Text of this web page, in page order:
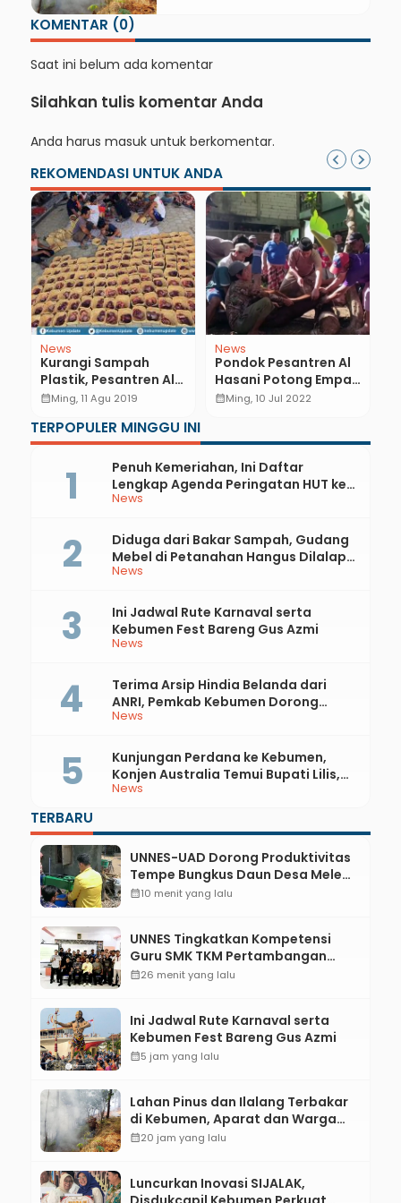
KOMENTAR (0)
Saat ini belum ada komentar
Silahkan tulis komentar Anda
Anda harus masuk untuk berkomentar.
REKOMENDASI UNTUK ANDA
News
Kurangi Sampah
Plastik, Pesantren Al
Hasani Gunakan
Daging Kurban
calendar_monthMing, 11 Agu 2019
News
Pondok Pesantren Al
Hasani Potong Empat
Sapi, Satu Ekor dari
calendar_monthMing, 10 Jul 2022
TERPOPULER MINGGU INI
News
Penuh Kemeriahan, Ini Daftar
Lengkap Agenda Peringatan HUT ke-
81 RI dan Hari Jadi ke-397 Kabupaten
News
Diduga dari Bakar Sampah, Gudang
Mebel di Petanahan Hangus Dilalap
Api
News
Ini Jadwal Rute Karnaval serta
Kebumen Fest Bareng Gus Azmi
News
Terima Arsip Hindia Belanda dari
ANRI, Pemkab Kebumen Dorong
Integrasi Sejarah, Geopark, dan
News
Kunjungan Perdana ke Kebumen,
Konjen Australia Temui Bupati Lilis,
Ini yang Dibahas
TERBARU
UNNES-UAD Dorong Produktivitas
Tempe Bungkus Daun Desa Meles,
Bantu Mesin dan Pendampingan
calendar_month10 menit yang lalu
UNNES Tingkatkan Kompetensi
Guru SMK TKM Pertambangan
Kebumen melalui Desain Green
calendar_month26 menit yang lalu
Ini Jadwal Rute Karnaval serta
Kebumen Fest Bareng Gus Azmi
calendar_month5 jam yang lalu
Lahan Pinus dan Ilalang Terbakar
di Kebumen, Aparat dan Warga
Padamkan Api Secara Manual
calendar_month20 jam yang lalu
Luncurkan Inovasi SIJALAK,